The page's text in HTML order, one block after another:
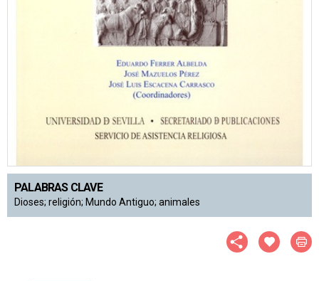
PALABRAS CLAVE
Dioses; religión; Mundo Antiguo; animales